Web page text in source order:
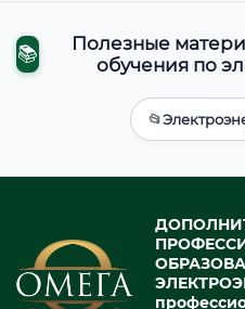
📚
Полезные
обучения по
📂